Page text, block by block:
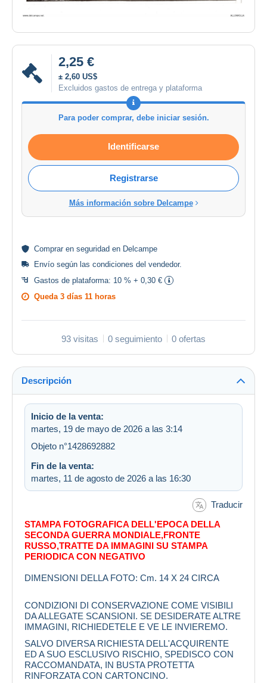
2,25 €
± 2,60 US$
Excluidos gastos de entrega y plataforma
Para poder comprar, debe iniciar sesión.
Identificarse
Registrarse
Más información sobre Delcampe
Comprar en seguridad en Delcampe
Envío según las condiciones del vendedor.
Gastos de plataforma: 10 % + 0,30 €
Queda 3 días 11 horas
93 visitas 0 seguimiento 0 ofertas
Descripción
Inicio de la venta:
martes, 19 de mayo de 2026 a las 3:14
Objeto n°1428692882
Fin de la venta:
martes, 11 de agosto de 2026 a las 16:30
Traducir
STAMPA FOTOGRAFICA DELL'EPOCA DELLA
SECONDA GUERRA MONDIALE,FRONTE
RUSSO,TRATTE DA IMMAGINI SU STAMPA
PERIODICA CON NEGATIVO
DIMENSIONI DELLA FOTO: Cm. 14 X 24 CIRCA
CONDIZIONI DI CONSERVAZIONE COME VISIBILI
DA ALLEGATE SCANSIONI. SE DESIDERATE ALTRE
IMMAGINI, RICHIEDETELE E VE LE INVIEREMO.
SALVO DIVERSA RICHIESTA DELL'ACQUIRENTE
ED A SUO ESCLUSIVO RISCHIO, SPEDISCO CON
RACCOMANDATA, IN BUSTA PROTETTA
RINFORZATA CON CARTONCINO.